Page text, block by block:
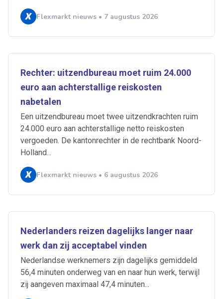
Flexmarkt nieuws • 7 augustus 2026
Rechter: uitzendbureau moet ruim 24.000
euro aan achterstallige reiskosten
nabetalen
Een uitzendbureau moet twee uitzendkrachten ruim
24.000 euro aan achterstallige netto reiskosten
vergoeden. De kantonrechter in de rechtbank Noord-
Holland...
Flexmarkt nieuws • 6 augustus 2026
Nederlanders reizen dagelijks langer naar
werk dan zij acceptabel vinden
Nederlandse werknemers zijn dagelijks gemiddeld
56,4 minuten onderweg van en naar hun werk, terwijl
zij aangeven maximaal 47,4 minuten...